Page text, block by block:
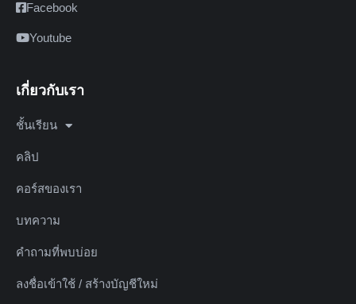
Facebook
Youtube
เกี่ยวกับเรา
ชั้นเรียน
คลิป
คอร์สของเรา
บทความ
คำถามที่พบบ่อย
ลงชื่อเข้าใช้ / สร้างบัญชีใหม่